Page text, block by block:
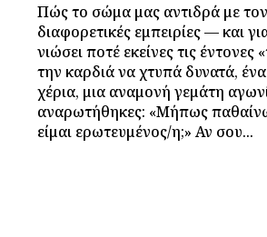
Πώς το σώμα μας αντιδρά με
διαφορετικές εμπειρίες — και
νιώσει ποτέ εκείνες τις
την καρδιά να χτυπά δυνατά,
χέρια, μια αναμονή γεμάτη
αναρωτήθηκες: «Μήπως
είμαι ερωτευμένος/η;» Αν σου...